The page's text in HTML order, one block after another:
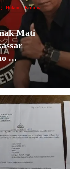
Hukum
Kriminal
Mati
...